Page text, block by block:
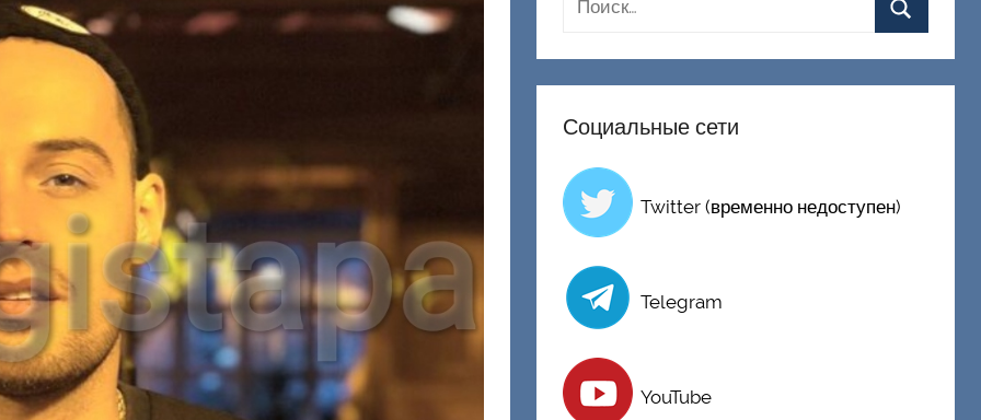
Социальные сети
Twitter (временно недоступен)
Telegram
YouTube